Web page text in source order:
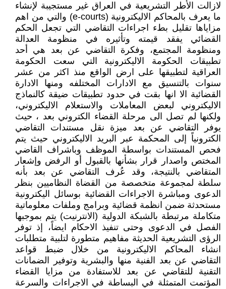
لازالت الأطر التشريعية في العراق غير مستجيبة لإنشاء
ما يعرف بالمحاكم الاليكترونية (e-courts) والتي من اهم
مزاياها تقليل بطء اجراءات التقاضي التي تجعل الحكم
القضائي يفقد قيمته وتأثيره في منظومة العدالة
ومنظومة المجتمع، وفكرة التقاضي عن بعد هي أحد
تطبيقات الحكومة الاليكترونية التي سعت الحكومة
العراقية لتطبيقها على ارض الواقع منذ اكثر من عشر
سنوات بالتنسيق مع الادارات المختلفه ومنها الادارة
القضائية الا انها بقت في حدود تطبيقات ضيقة كالنماذج
الاليكتروني لبعض المعاملات والاستعلام الاليكتروني،
ولكنها لم تصل الى مرحلة القضاء الكتروني بعد ، حيث
يوفر التقاضي عن بعد ميزة نقل مستندات التقاضي
الكترونياً إلى المحكمة عبر البريد الاليكتروني حيث يتم
فحص المستندات بواسطة الموظف وباشراف القاضي
المختص واصدار قرار بشأنها بالقبول أو الرفض وإشعار
المتقاضي بالنتيجة، وقد عُرف التقاضي عن بعد بأنه
سلطة لمجموعة متخصصة من القضاة النظاميين بنظر
الدعوى ومباشرة الاجراءات القضائية بوسائل اليكترونية
مستحدثة ضمن انظمة قضائية وبرامج وملفات معلوماتية
متكاملة مرتبطة بالشبكة الدولية (الانترنيت) يتم بموجبها
الفصل في الدعوى وحتى تنفيذ الاحكام ايضاً، إذ توفر
الرؤى التشريعية الحديثة مفاهيم متطورة لتلبية متطلبات
انشاء المحاكم الاليكترونية من خلال ضبط قواعد
التقاضي عن بعد الفنية منها والبشرية وتوفير الضمانات
التقنية للتقاضي عن بعد للاستفادة من مزايا القضاء
المؤتمت المتمثلة في البساطة في الاجراءات والسرعة